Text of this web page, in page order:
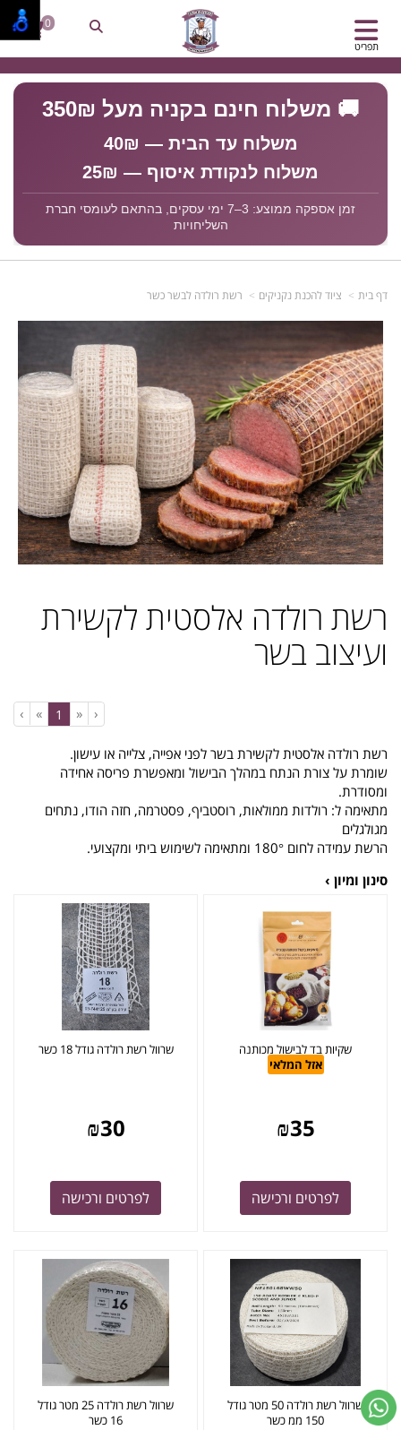
🚚 משלוח חינם בקניה מעל 350₪
משלוח עד הבית — 40₪
משלוח לנקודת איסוף — 25₪
זמן אספקה ממוצע: 3–7 ימי עסקים, בהתאם לעומסי חברת
השליחויות
תפריט
0
דף בית ציוד להכנת נקניקים רשת רולדה לבשר כשר
רשת רולדה אלסטית לקשירת
ועיצוב בשר
‹
«
1
»
›
רשת רולדה אלסטית לקשירת בשר לפני אפייה, צלייה או עישון.
שומרת על צורת הנתח במהלך הבישול ומאפשרת פריסה אחידה
ומסודרת.
מתאימה ל: רולדות ממולאות, רוסטביף, פסטרמה, חזה הודו, נתחים
מגולגלים
הרשת עמידה לחום 180° ומתאימה לשימוש ביתי ומקצועי.
סינון ומיון ›
שקיות בד לבישול מכותנה
אזל המלאי
₪35
לפרטים ורכישה
שרוול רשת רולדה גודל 18 כשר
₪30
לפרטים ורכישה
שרוול רשת רולדה 50 מטר גודל
150 ממ כשר
שרוול רשת רולדה 25 מטר גודל
16 כשר